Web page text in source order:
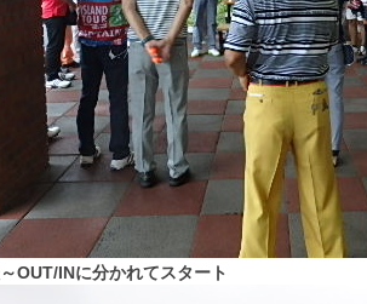
OUT/INに分かれてスタート